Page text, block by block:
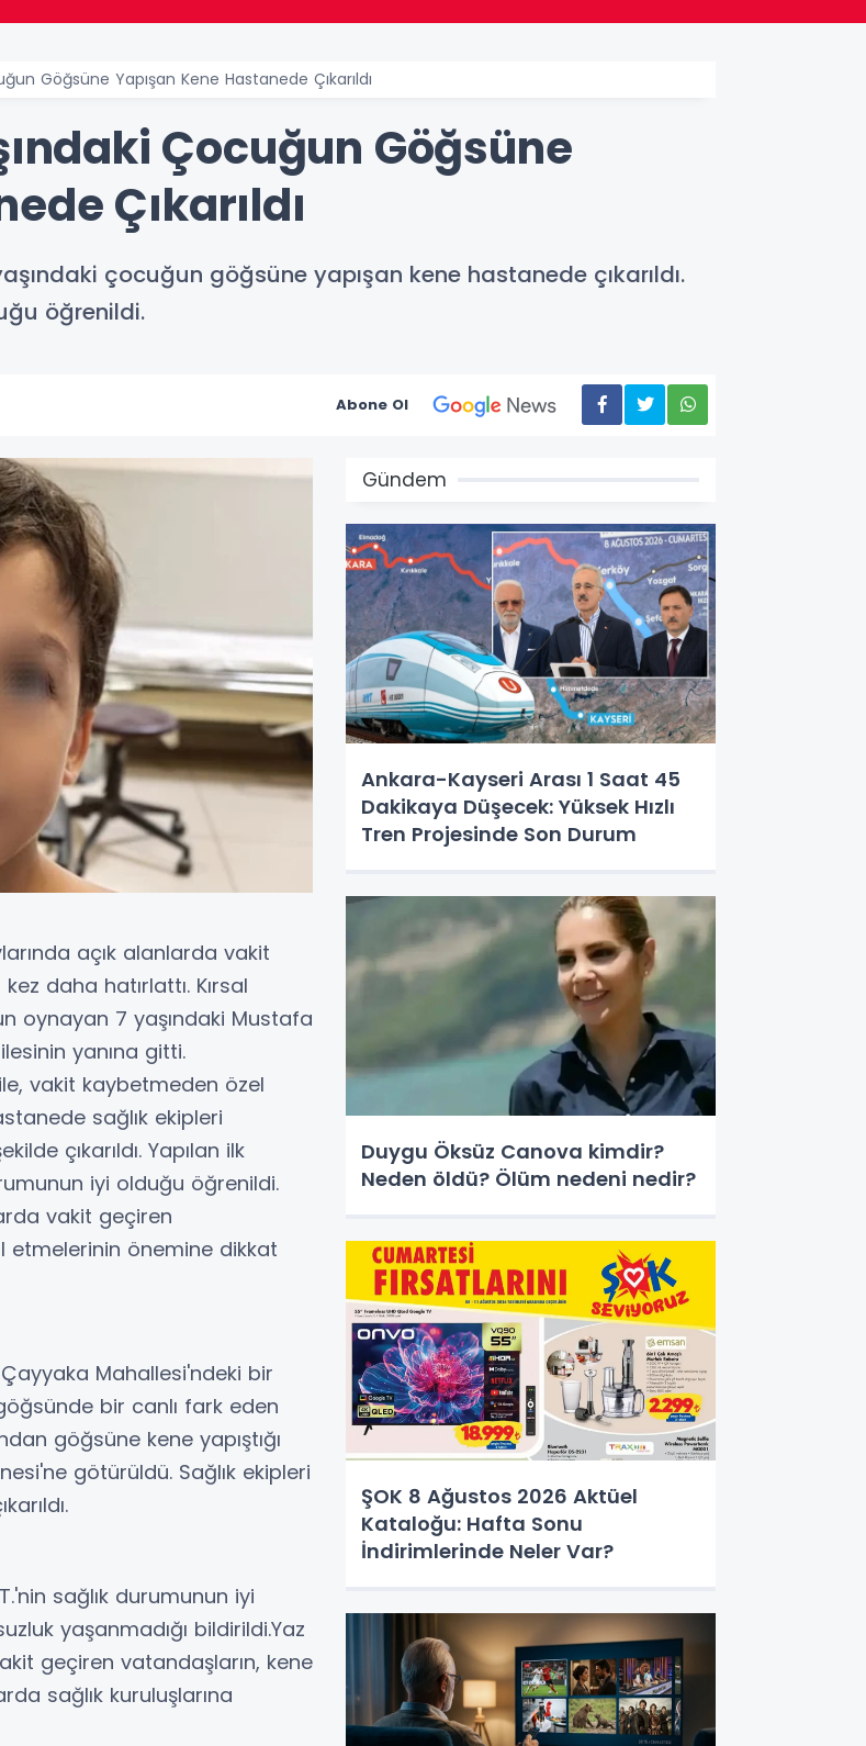
Göğsüne Yapışan Kene Hastanede Çıkarıldı
Çocuğun Göğsüne
Çıkarıldı
çocuğun göğsüne yapışan kene hastanede çıkarıldı.
öğrenildi.
Abone Ol
açık alanlarda vakit
daha hatırlattı. Kırsal
oynayan 7 yaşındaki Mustafa
yanına gitti.
vakit kaybetmeden özel
sağlık ekipleri
çıkarıldı. Yapılan ilk
iyi olduğu öğrenildi.
vakit geçiren
etmelerinin önemine dikkat
Mahallesi'ndeki bir
bir canlı fark eden
göğsüne kene yapıştığı
götürüldü. Sağlık ekipleri
sağlık durumunun iyi
yaşanmadığı bildirildi.Yaz
geçiren vatandaşların, kene
sağlık kuruluşlarına
Gündem
Ankara-Kayseri Arası 1 Saat 45
Dakikaya Düşecek: Yüksek Hızlı
Tren Projesinde Son Durum
Duygu Öksüz Canova kimdir?
Neden öldü? Ölüm nedeni nedir?
ŞOK 8 Ağustos 2026 Aktüel
Kataloğu: Hafta Sonu
İndirimlerinde Neler Var?